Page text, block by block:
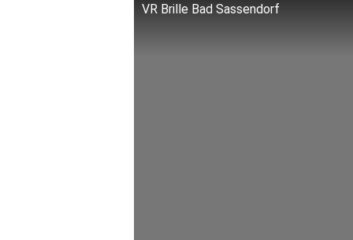
VR Brille Bad Sassendorf